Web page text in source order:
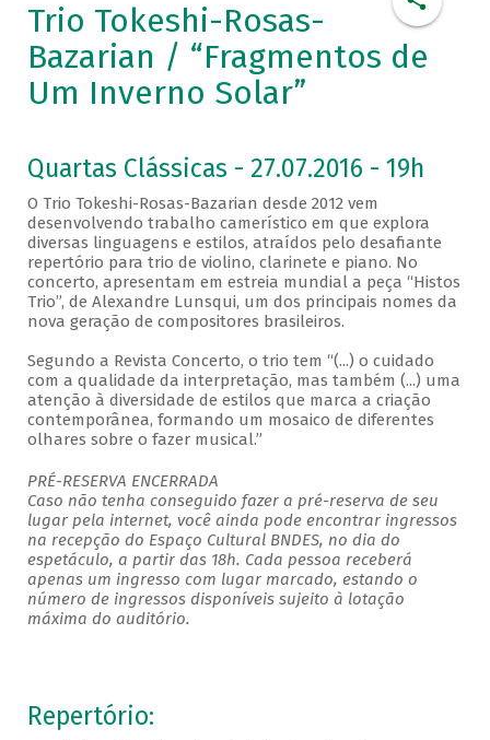
Trio Tokeshi-Rosas-
Bazarian / “Fragmentos de
Um Inverno Solar”
Quartas Clássicas - 27.07.2016 - 19h
O Trio Tokeshi-Rosas-Bazarian desde 2012 vem
desenvolvendo trabalho camerístico em que explora
diversas linguagens e estilos, atraídos pelo desafiante
repertório para trio de violino, clarinete e piano. No
concerto, apresentam em estreia mundial a peça “Histos
Trio”, de Alexandre Lunsqui, um dos principais nomes da
nova geração de compositores brasileiros.
Segundo a Revista Concerto, o trio tem “(...) o cuidado
com a qualidade da interpretação, mas também (...) uma
atenção à diversidade de estilos que marca a criação
contemporânea, formando um mosaico de diferentes
olhares sobre o fazer musical.”
PRÉ-RESERVA ENCERRADA
Caso não tenha conseguido fazer a pré-reserva de seu
lugar pela internet, você ainda pode encontrar ingressos
na recepção do Espaço Cultural BNDES, no dia do
espetáculo, a partir das 18h. Cada pessoa receberá
apenas um ingresso com lugar marcado, estando o
número de ingressos disponíveis sujeito à lotação
máxima do auditório.
Repertório: